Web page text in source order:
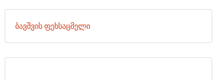
ბავშვის ფეხსაცმელი